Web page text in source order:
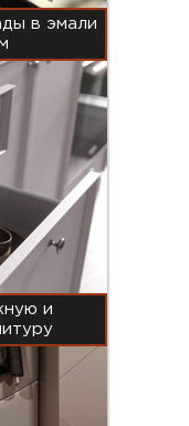
в эмали
и